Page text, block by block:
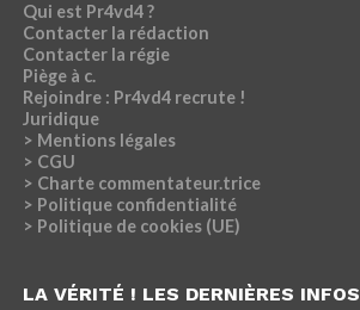
Qui est Pr4vd4 ?
Contacter la rédaction
Contacter la régie
Piège à c.
Rejoindre : Pr4vd4 recrute !
Juridique
> Mentions légales
> CGU
> Charte commentateur.trice
> Politique confidentialité
> Politique de cookies (UE)
LA VÉRITÉ ! LES DERNIÈRES INFOS